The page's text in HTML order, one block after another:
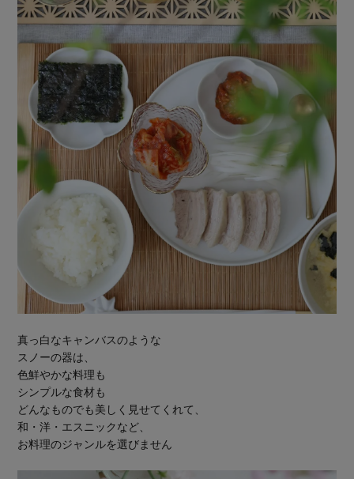
真っ白なキャンバスのような
スノーの器は、
色鮮やかな料理も
シンプルな食材も
どんなものでも美しく見せてくれて、
和・洋・エスニックなど、
お料理のジャンルを選びません